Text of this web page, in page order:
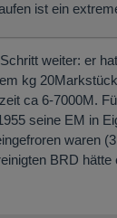
ist ein
weiter: er
kg
ca 6-7000M.
seine EM in
waren
BRD